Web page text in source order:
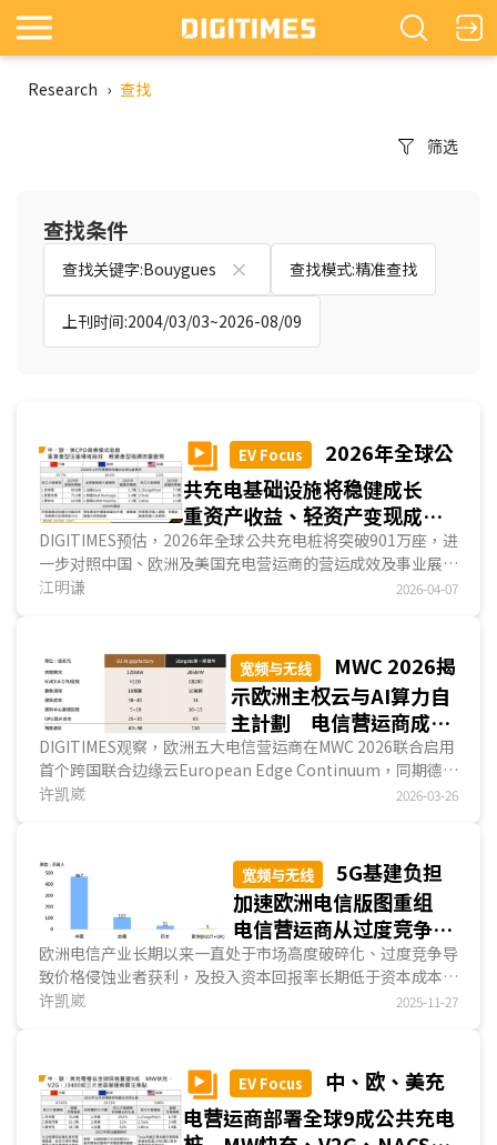
Research › 查找
筛选
查找条件
查找关键字:Bouygues 查找模式:精准查找
上刊时间:2004/03/03~2026-08/09
EV Focus
2026年全球公
共充电基础设施将稳健成长
重资产收益、轻资产变现成为
长期营运指标
DIGITIMES预估，2026年全球公共充电桩将突破901万座，进
一步对照中国、欧洲及美国充电营运商的营运成效及事业展
望，呈现出两路分化的商业模式。回顾2025年，中国领衔业
动车销量提升而刺激充电需求，带动充电桩增量普遍成长。展
望2026年，主要地区充电营运商的商业模式将收敛至两路分
化，一是自建型业者更聚焦场域综效，用于摊提建站成本；二
是合资型业者更注重流量变现能力，以维持长期营运。...
江明谦 2026-04-07
宽频与无线
MWC 2026揭
示欧洲主权云与AI算力自
主計劃 电信营运商成关
键枢纽
DIGITIMES观察，欧洲五大电信营运商在MWC 2026联合启用
首个跨国联合边缘云European Edge Continuum，同期德国
电信(Deutsche Telekom)向欧盟提交IPCEI-AI参与申请，欧
实际落地的新阶段。过去数年间，欧盟透过GDPR、AI Act、
Digital Services Act等立法，建立全球最完备的數字监管框
架，但在基础设施层面，三大云端服务商仍掌握欧洲IaaS市场
超过8成的市占。...
许凯崴 2026-03-26
宽频与无线
5G基建负担
加速欧洲电信版图重组
电信营运商从过度竞争走
向基建共享
欧洲电信产业长期以来一直处于市场高度破碎化、过度竞争导
致价格侵蚀业者获利，及投入资本回报率长期低于资本成本的
困境。这不仅削弱电信营运商的财务体质，更使其在5G和光
许凯崴 2025-11-27
EV Focus
中、欧、美充
电营运商部署全球9成公共充电